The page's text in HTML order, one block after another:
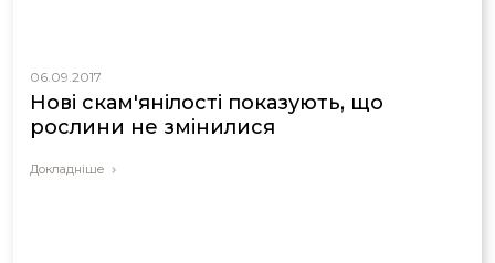
06.09.2017
Нові скам'янілості показують, що
рослини не змінилися
Докладніше